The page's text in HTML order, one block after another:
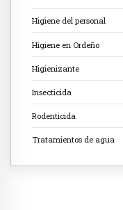
Higiene del personal
Higiene en Ordeño
Higienizante
Insecticida
Rodenticida
Tratamientos de agua